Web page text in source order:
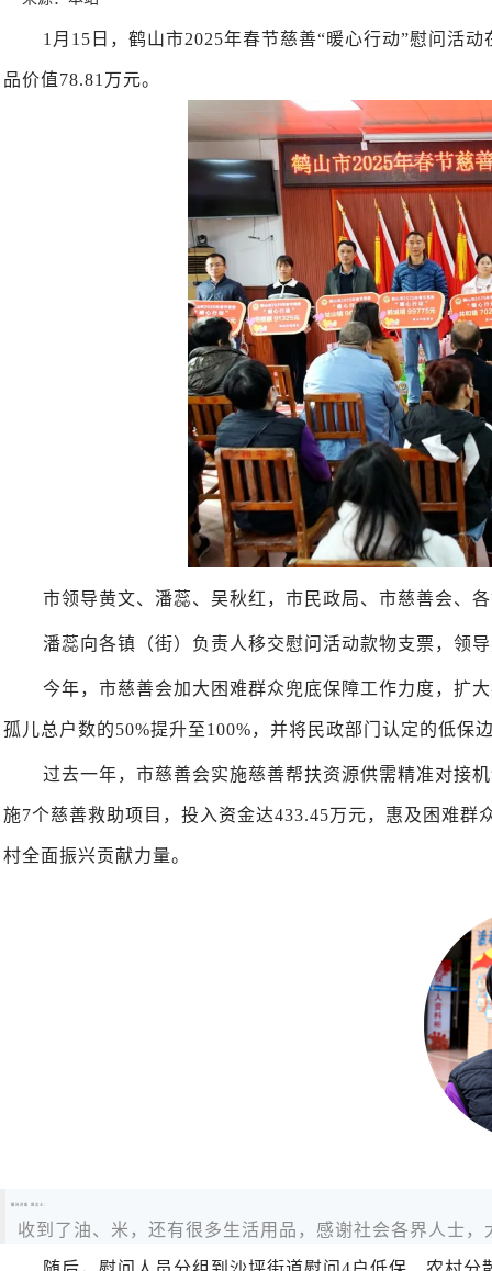
1月15日，鹤山市2025年春节慈善“暖心行动”慰问活
品价值78.81万元。
市领导黄文、潘蕊、吴秋红，市民政局、市慈善会、
潘蕊向各镇（街）负责人移交慰问活动款物支票，领
今年，市慈善会加大困难群众兜底保障工作力度，扩
孤儿总户数的50%提升至100%，并将民政部门认定的低
过去一年，市慈善会实施慈善帮扶资源供需精准对接
施7个慈善救助项目，投入资金达433.45万元，惠及困难
村全面振兴贡献力量。
慰问对象 容女士：
收到了油、米，还有很多生活用品，感谢社会各界人士，